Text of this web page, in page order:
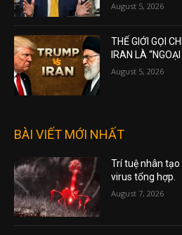
August 5, 2026
THẾ GIỚI GỌI
IRAN LÀ
August 5, 2026
BÀI VIẾT MỚI NHẤT
Trí tuệ nhân
virus tổng hợp.
August 7, 2026